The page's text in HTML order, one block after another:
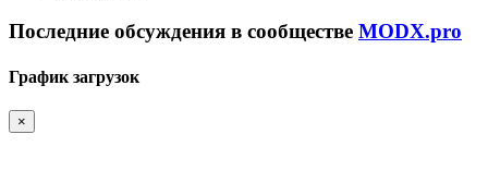
Последние обсуждения в сообществе MODX.pro
График загрузок
×